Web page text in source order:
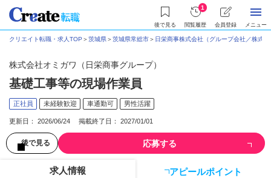
後で見る
1
閲覧履歴 会員登録 メニュー
クリエイト転職・求人TOP ＞茨城県＞茨城県常総市＞ 日栄商事株式会社（グループ会社／株式
株式会社オミガワ（日栄商事グループ）
基礎工事等の現場作業員
正社員 未経験歓迎 車通勤可 男性活躍
更新日： 2026/06/24 掲載終了日： 2027/01/01
後で見る 応募する
求人情報 アピールポイント